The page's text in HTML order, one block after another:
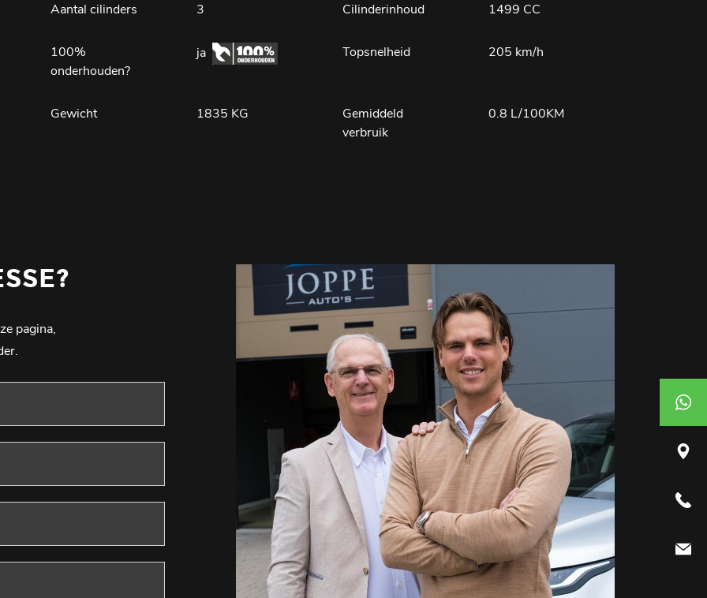
Aantal cilinders 3 Cilinderinhoud 1499 CC
100%
onderhouden?
ja Topsnelheid 205 km/h
Gewicht 1835 KG
Gemiddeld
verbruik
0.8 L/100KM
pagina,